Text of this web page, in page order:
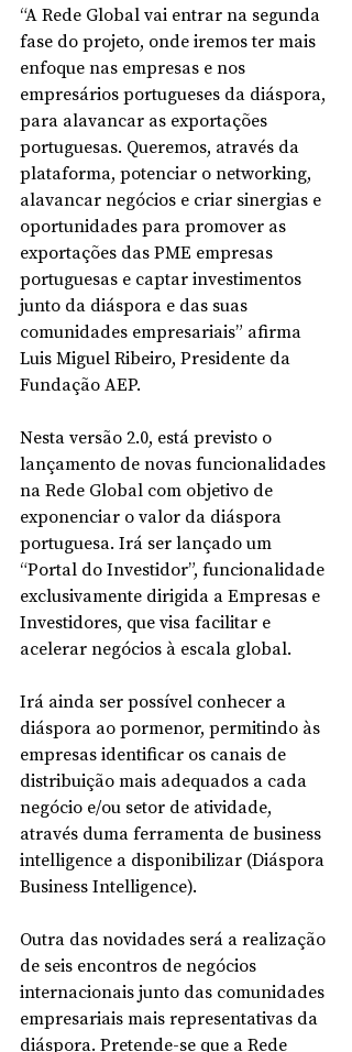
“A Rede Global vai entrar na segunda
fase do projeto, onde iremos ter mais
enfoque nas empresas e nos
empresários portugueses da diáspora,
para alavancar as exportações
portuguesas. Queremos, através da
plataforma, potenciar o networking,
alavancar negócios e criar sinergias e
oportunidades para promover as
exportações das PME empresas
portuguesas e captar investimentos
junto da diáspora e das suas
comunidades empresariais” afirma
Luis Miguel Ribeiro, Presidente da
Fundação AEP.
Nesta versão 2.0, está previsto o
lançamento de novas funcionalidades
na Rede Global com objetivo de
exponenciar o valor da diáspora
portuguesa. Irá ser lançado um
“Portal do Investidor”, funcionalidade
exclusivamente dirigida a Empresas e
Investidores, que visa facilitar e
acelerar negócios à escala global.
Irá ainda ser possível conhecer a
diáspora ao pormenor, permitindo às
empresas identificar os canais de
distribuição mais adequados a cada
negócio e/ou setor de atividade,
através duma ferramenta de business
intelligence a disponibilizar (Diáspora
Business Intelligence).
Outra das novidades será a realização
de seis encontros de negócios
internacionais junto das comunidades
empresariais mais representativas da
diáspora. Pretende-se que a Rede